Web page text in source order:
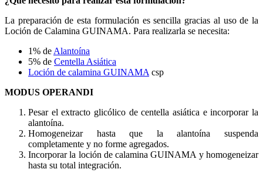
La preparación de esta formulación es sencilla gracias al uso de la
Loción de Calamina GUINAMA. Para realizarla se necesita:
1% de Alantoína
5% de Centella Asiática
Loción de calamina GUINAMA csp
MODUS OPERANDI
Pesar el extracto glicólico de centella asiática e incorporar la
alantoína.
Homogeneizar hasta que la alantoína suspenda
completamente y no forme agregados.
Incorporar la loción de calamina GUINAMA y homogeneizar
hasta su total integración.